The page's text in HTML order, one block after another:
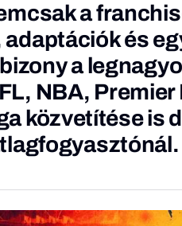
a
és
a
NBA, Premier
közvetítése is